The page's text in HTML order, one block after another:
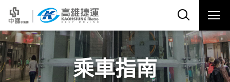
乘車指南